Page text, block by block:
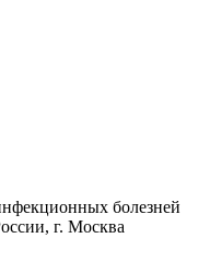
болезней
г. Москва